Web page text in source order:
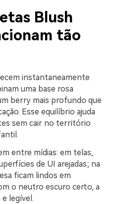
Blush
tão
instantaneamente
uma base rosa
berry mais profundo que
Esse equilíbrio ajuda
sem cair no território
entre mídias: em telas,
de UI arejadas; na
ficam lindos em
o neutro escuro certo, a
legível.